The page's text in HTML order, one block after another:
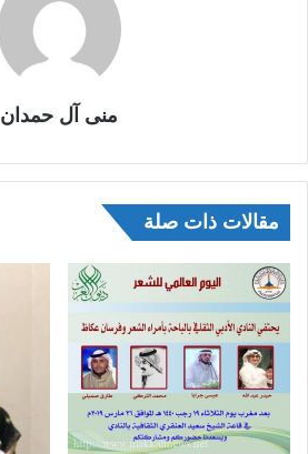
منى آل حمدان
مقالات ذات صلة